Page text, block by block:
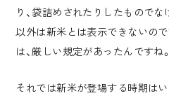
り、袋詰めされたりしたもので
以外は新米とは表示できないの
は、厳しい規定があったんですね。
それでは新米が登場する時期は